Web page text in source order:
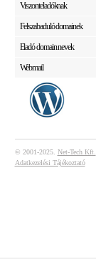
Viszonteladóknak
Felszabaduló domainek
Eladó domain nevek
Webmail
© 2001-2025. Net-Tech Kft.
Adatkezelési Tájékoztató